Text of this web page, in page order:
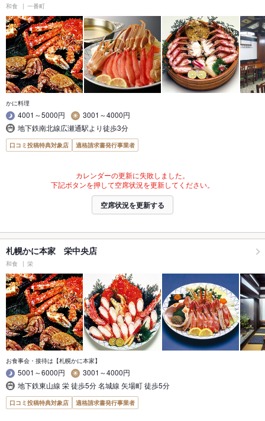
和食 一番町
かに料理
4001～5000円
3001～4000円
地下鉄南北線広瀬通駅より徒歩3分
口コミ投稿特典対象店 適格請求書発行事業者
カレンダーの更新に失敗しました。
下記ボタンを押して空席状況を更新してください。
空席状況を更新する
札幌かに本家 栄中央店
和食 栄
お食事会・接待は【札幌かに本家】
5001～6000円
3001～4000円
地下鉄東山線 栄 徒歩5分 名城線 矢場町 徒歩5分
口コミ投稿特典対象店 適格請求書発行事業者